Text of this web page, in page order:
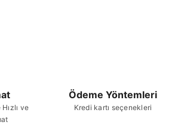
ve
Ödeme Yöntemleri
Kredi kartı seçenekleri